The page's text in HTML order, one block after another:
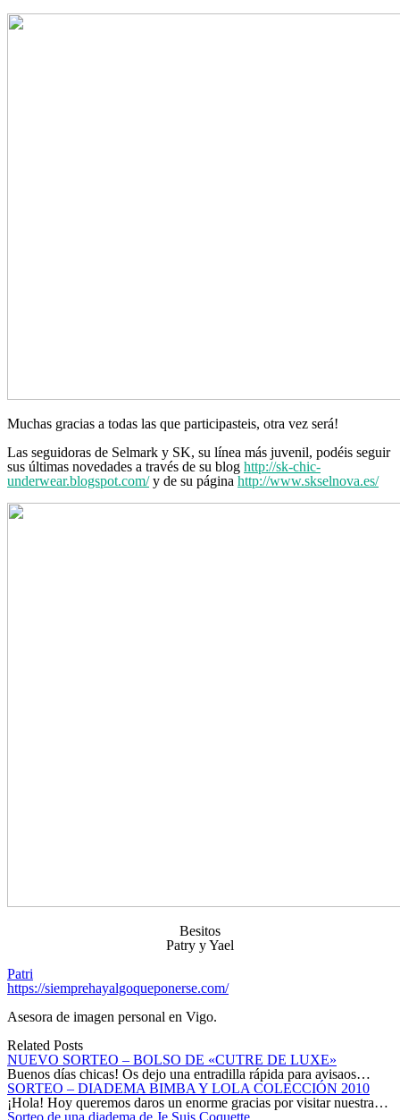
Muchas gracias a todas las que participasteis, otra vez será!
Las seguidoras de Selmark y SK, su línea más juvenil, podéis seguir
sus últimas novedades a través de su blog http://sk-chic-
underwear.blogspot.com/y de su página http://www.skselnova.es/
Besitos
Patry y Yael
Patri
https://siemprehayalgoqueponerse.com/
Asesora de imagen personal en Vigo.
Related Posts
NUEVO SORTEO – BOLSO DE «CUTRE DE LUXE»
Buenos días chicas! Os dejo una entradilla rápida para avisaos…
SORTEO – DIADEMA BIMBA Y LOLA COLECCIÓN 2010
¡Hola! Hoy queremos daros un enorme gracias por visitar nuestra…
Sorteo de una diadema de Je Suis Coquette